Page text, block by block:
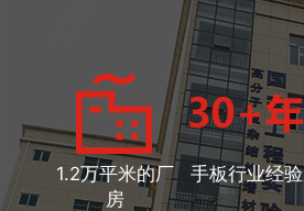
1.2万平米的厂
房
手板行业经验